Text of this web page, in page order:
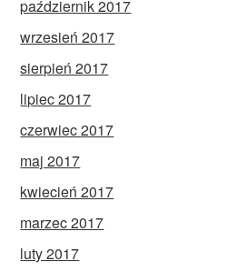
październik 2017
wrzesień 2017
sierpień 2017
lipiec 2017
czerwiec 2017
maj 2017
kwiecień 2017
marzec 2017
luty 2017